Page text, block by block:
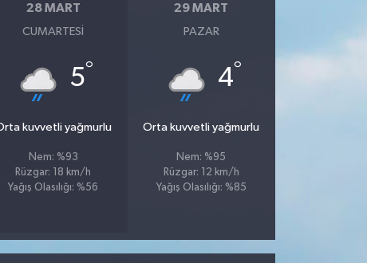
28 MART
CUMARTESI
5°
kuvvetli yağmurlu
Nem: %93
Rüzgar: 18 km/h
Yağış Olasılığı: %56
29 MART
PAZAR
4°
Orta kuvvetli yağmurlu
Nem: %95
Rüzgar: 12 km/h
Yağış Olasılığı: %85